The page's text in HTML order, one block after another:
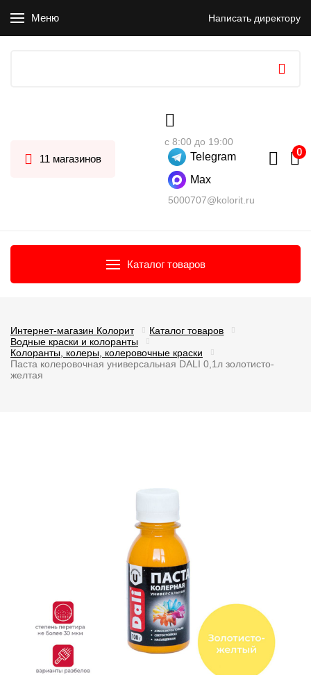
Меню Написать директору
11 магазинов
с 8:00 до 19:00
Telegram
Max
5000707@kolorit.ru
Каталог товаров
Интернет-магазин Колорит
Каталог товаров
Водные краски и колоранты
Колоранты, колеры, колеровочные краски
Паста колеровочная универсальная DALI 0,1л золотисто-
желтая